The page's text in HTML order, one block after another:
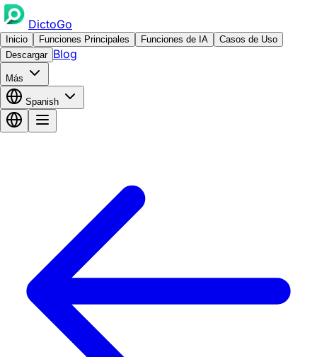
DictoGo
Inicio Funciones Principales Funciones de IA
Casos de Uso
Descargar Blog
Más
Spanish